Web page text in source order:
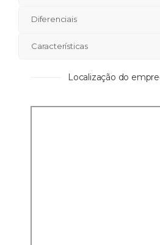
Diferenciais
Características
Localização do